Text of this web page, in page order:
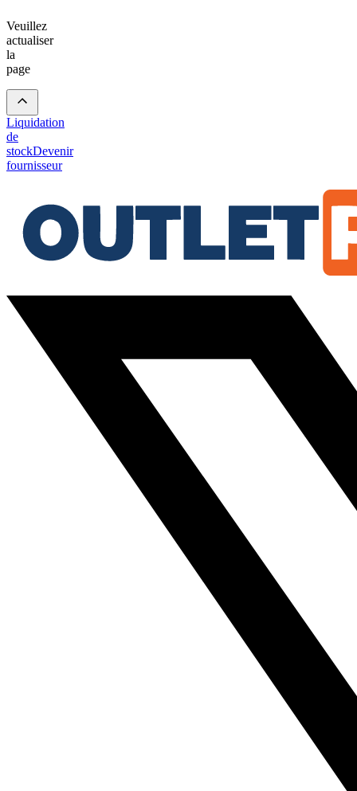
Veuillez
actualiser
la
page
Liquidation
de
stockDevenir
fournisseur